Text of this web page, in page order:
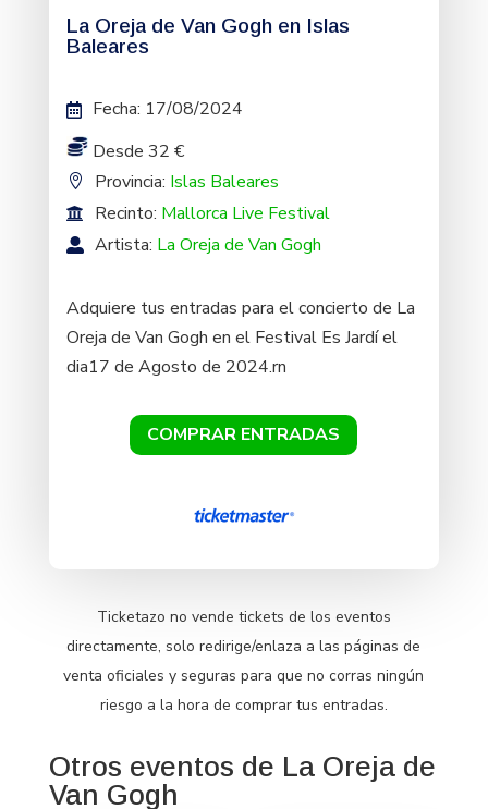
La Oreja de Van Gogh en Islas
Baleares
Fecha: 17/08/2024
Desde 32 €
Provincia: Islas Baleares
Recinto: Mallorca Live Festival
Artista: La Oreja de Van Gogh
Adquiere tus entradas para el concierto de La
Oreja de Van Gogh en el Festival Es Jardí el
dia17 de Agosto de 2024.rn
COMPRAR ENTRADAS
Ticketazo no vende tickets de los eventos
directamente, solo redirige/enlaza a las páginas de
venta oficiales y seguras para que no corras ningún
riesgo a la hora de comprar tus entradas.
Otros eventos de La Oreja de
Van Gogh